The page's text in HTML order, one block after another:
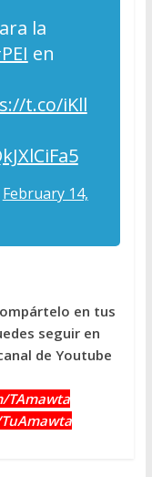
la
en
t.co/iKll
February 14,
en tus
seguir en
de Youtube
TAmawta